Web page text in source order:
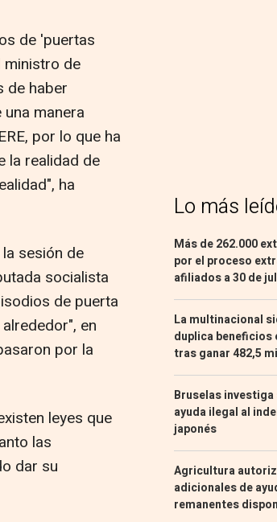
de 'puertas
ministro de
de haber
manera
por lo que ha
la realidad de
ha
sesión de
socialista
de puerta
en
por la
leyes que
las
dar su
Lo más
Más de 262.000
por el proceso
afiliados a 30 de
La multinacional
duplica beneficios
tras ganar 482,5
Bruselas investiga
ayuda ilegal al
japonés
Agricultura
adicionales de
remanentes